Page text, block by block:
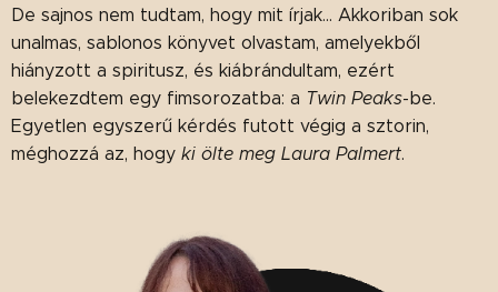
De sajnos nem tudtam, hogy mit írjak... Akkoriban sok
unalmas, sablonos könyvet olvastam, amelyekből
hiányzott a spiritusz, és kiábrándultam, ezért
belekezdtem egy fimsorozatba: a Twin Peaks-be.
Egyetlen egyszerű kérdés futott végig a sztorin,
méghozzá az, hogy ki ölte meg Laura Palmert.